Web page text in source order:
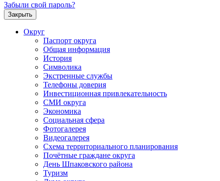
Забыли свой пароль?
Закрыть
Округ
Паспорт округа
Общая информация
История
Символика
Экстренные службы
Телефоны доверия
Инвестиционная привлекательность
СМИ округа
Экономика
Социальная сфера
Фотогалерея
Видеогалерея
Схема территориального планирования
Почётные граждане округа
День Шпаковского района
Туризм